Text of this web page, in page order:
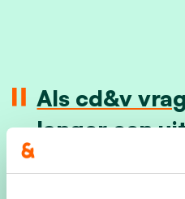
Als cd&v
langer een